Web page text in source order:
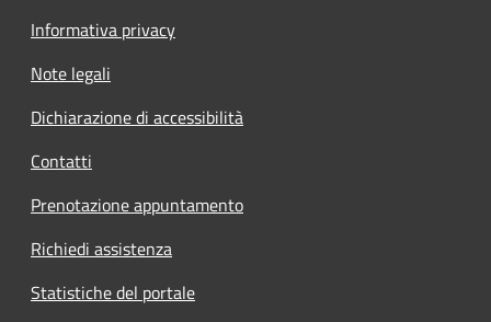
Informativa privacy
Note legali
Dichiarazione di accessibilità
Contatti
Prenotazione appuntamento
Richiedi assistenza
Statistiche del portale